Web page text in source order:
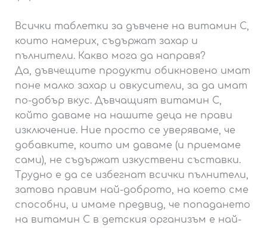
Всички таблетки за дъвчене на витамин С,
които намерих, съдържат захар и
пълнители. Какво мога да направя?
Да, дъвчещите продукти обикновено имат
поне малко захар и овкусители, за да имат
по-добър вкус. Дъвчащият витамин С,
който даваме на нашите деца не прави
изключение. Ние просто се уверяваме, че
добавките, които им даваме (и приемаме
сами), не съдържат изкуствени съставки.
Трудно е да се избегнат всички пълнители,
затова правим най-доброто, на което сме
способни, и имаме предвид, че попадането
на витамин С в детския организъм е най-